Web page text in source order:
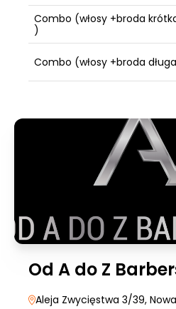
Combo (włosy +broda
)
Combo (włosy +broda
Od A do Z
Aleja Zwycięstwa 3/39,